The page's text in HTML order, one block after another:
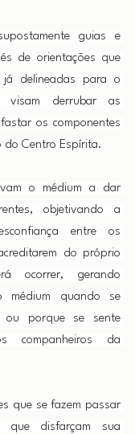
guias e
de orientações que
delineadas para o
visam derrubar as
os componentes
do Centro Espírita.
o médium a dar
objetivando a
entre os
do próprio
ocorrer, gerando
médium quando se
ou porque se sente
companheiros da
que se fazem passar
que disfarçam sua